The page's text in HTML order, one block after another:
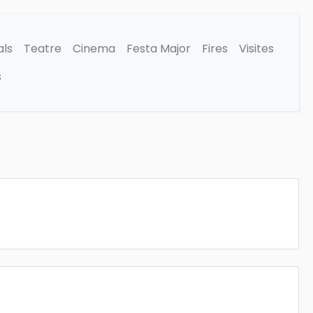
Teatre Cinema Festa Major Fires
Visites